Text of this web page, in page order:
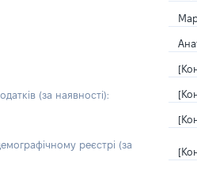
(за наявності):
реєстрі (за